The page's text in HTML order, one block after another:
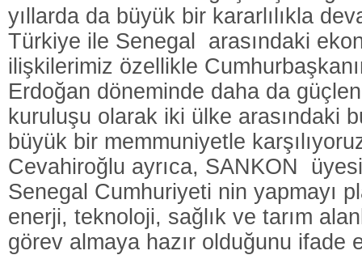
yıllarda da büyük bir kararlılıkla
Türkiye ile Senegal arasındaki
ilişkilerimiz özellikle
Erdoğan döneminde daha da
kuruluşu olarak iki ülke arasındaki
büyük bir memmuniyetle
Cevahiroğlu ayrıca, SANKON
Senegal Cumhuriyeti nin yapmayı
enerji, teknoloji, sağlık ve tarım
görev almaya hazır olduğunu ifade